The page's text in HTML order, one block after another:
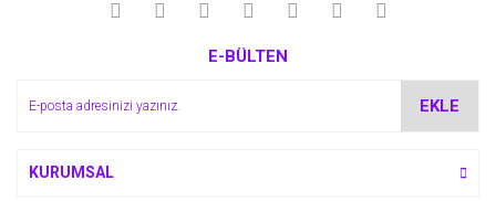
Ürün açıklamasında eksik bilgiler bulunuyor.
E-BÜLTEN
EKLE
KURUMSAL